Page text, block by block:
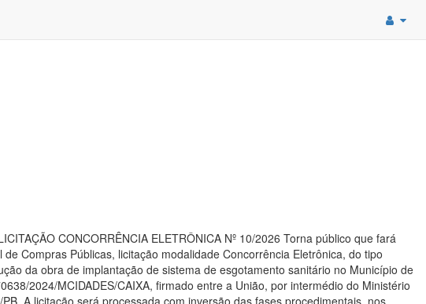
CONCORRÊNCIA ELETRÔNICA Nº 10/2026 Torna público que fará
Compras Públicas, licitação modalidade Concorrência Eletrônica, do tipo
da obra de implantação de sistema de esgotamento sanitário no Município de
2024/MCIDADES/CAIXA, firmado entre a União, por intermédio do Ministério
A licitação será processada com inversão das fases procedimentais, nos